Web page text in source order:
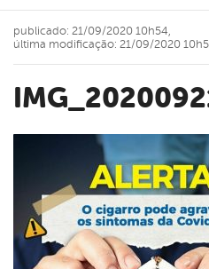
publicado: 21/09/2020 10h54,
última modificação: 21/09/2020